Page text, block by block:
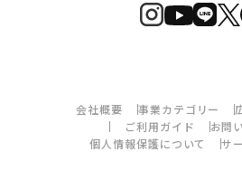
会社概要 事業カテゴリー
ご利用ガイド
お問
個人情報保護について
サ